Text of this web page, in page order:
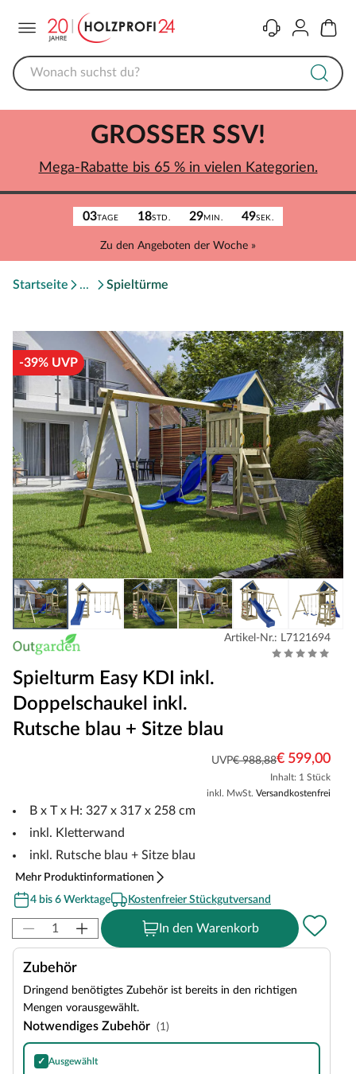
KontaktKonto
03TAGE 18STD. 29MIN. 49SEK.
Zu den Angeboten der Woche »
GROSSER SSV!
Mega-Rabatte bis 65 % in vielen Kategorien.
Startseite Spieltürme
-39% UVP
Artikel-Nr.: L7121694
Spielturm Easy KDI inkl.
Doppelschaukel inkl.
Rutsche blau + Sitze blau
UVP€ 988,88€ 599,00
Inhalt: 1 Stück
inkl. MwSt. Versandkostenfrei
B x T x H: 327 x 317 x 258 cm
inkl. Kletterwand
inkl. Rutsche blau + Sitze blau
Mehr Produktinformationen
4 bis 6 Werktage
Kostenfreier Stückgutversand
In den Warenkorb
Zubehör
Dringend benötigtes Zubehör ist bereits in den richtigen
Mengen vorausgewählt.
Notwendiges Zubehör (1)
✓ Ausgewählt
SPARSET Bodenanker, 6 Stück